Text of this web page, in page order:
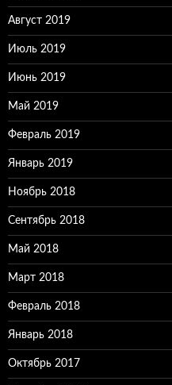
Август 2019
Июль 2019
Июнь 2019
Май 2019
Февраль 2019
Январь 2019
Ноябрь 2018
Сентябрь 2018
Май 2018
Март 2018
Февраль 2018
Январь 2018
Октябрь 2017